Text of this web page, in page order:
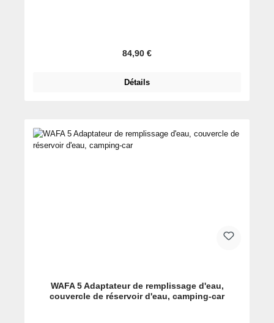
Prix régulier :
84,90 €
Détails
WAFA 5 Adaptateur de remplissage d'eau,
couvercle de réservoir d'eau, camping-car